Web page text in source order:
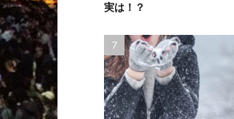
実は！？